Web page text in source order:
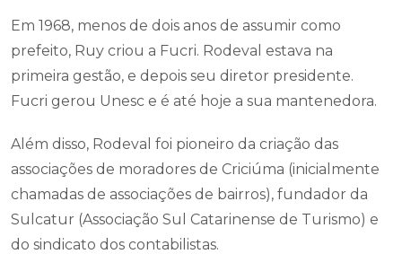
Em 1968, menos de dois anos de assumir como
prefeito, Ruy criou a Fucri. Rodeval estava na
primeira gestão, e depois seu diretor presidente.
Fucri gerou Unesc e é até hoje a sua mantenedora.
Além disso, Rodeval foi pioneiro da criação das
associações de moradores de Criciúma (inicialmente
chamadas de associações de bairros), fundador da
Sulcatur (Associação Sul Catarinense de Turismo) e
do sindicato dos contabilistas.